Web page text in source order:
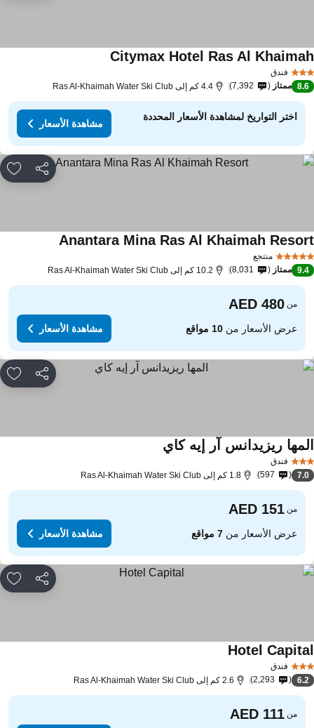
فندق
Citymax Hotel Ras Al
8.6 ممتاز 7,392 4.4 كم إلى Ras Al-Khaimah Water Ski Club
اختر التواريخ لمشاهدة الأسعار المحددة
مشاهدة الأسعار
مشاركة
منتجع
Anantara Mina Ras Al Khaimah
9.4 ممتاز 8,031 10.2 كم إلى Ras Al-Khaimah Water Ski Club
من
عرض الأسعار من10 مواقع مشاهدة الأسعار
مشاركة
فندق
ريزيدانس آر إيه كاي
7.0
597 1.8 كم إلى Ras Al-Khaimah Water Ski Club
من
عرض الأسعار من7 مواقع مشاهدة الأسعار
مشاركة
فندق
Hotel
6.2
2,293 2.6 كم إلى Ras Al-Khaimah Water Ski Club
من